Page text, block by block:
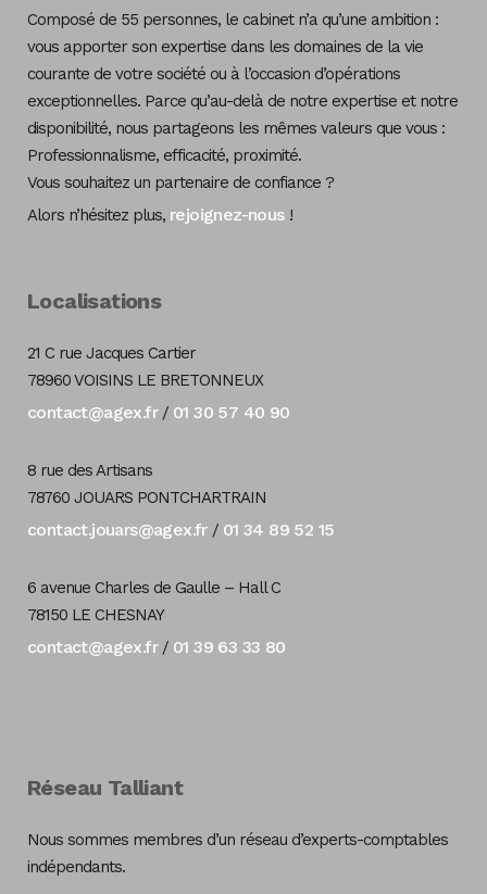
Composé de 55 personnes, le cabinet n’a qu’une ambition :
vous apporter son expertise dans les domaines de la vie
courante de votre société ou à l’occasion d’opérations
exceptionnelles. Parce qu’au-delà de notre expertise et notre
disponibilité, nous partageons les mêmes valeurs que vous :
Professionnalisme, efficacité, proximité.
Vous souhaitez un partenaire de confiance ?
Alors n’hésitez plus, rejoignez-nous!
Localisations
21 C rue Jacques Cartier
78960 VOISINS LE BRETONNEUX
contact@agex.fr/ 01 30 57 40 90
8 rue des Artisans
78760 JOUARS PONTCHARTRAIN
contact.jouars@agex.fr/ 01 34 89 52 15
6 avenue Charles de Gaulle – Hall C
78150 LE CHESNAY
contact@agex.fr/ 01 39 63 33 80
Réseau Talliant
Nous sommes membres d’un réseau d’experts-comptables
indépendants.